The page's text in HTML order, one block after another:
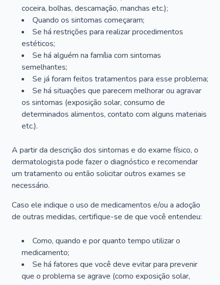
coceira, bolhas, descamação, manchas etc.);
Quando os sintomas começaram;
Se há restrições para realizar procedimentos
estéticos;
Se há alguém na família com sintomas
semelhantes;
Se já foram feitos tratamentos para esse problema;
Se há situações que parecem melhorar ou agravar
os sintomas (exposição solar, consumo de
determinados alimentos, contato com alguns materiais
etc.).
A partir da descrição dos sintomas e do exame físico, o
dermatologista pode fazer o diagnóstico e recomendar
um tratamento ou então solicitar outros exames se
necessário.
Caso ele indique o uso de medicamentos e/ou a adoção
de outras medidas, certifique-se de que você entendeu:
Como, quando e por quanto tempo utilizar o
medicamento;
Se há fatores que você deve evitar para prevenir
que o problema se agrave (como exposição solar,